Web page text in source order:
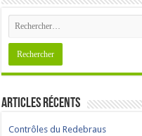
Articles récents
Contrôles du Redebraus